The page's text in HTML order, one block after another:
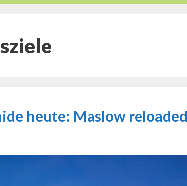
heute: Maslow reloaded